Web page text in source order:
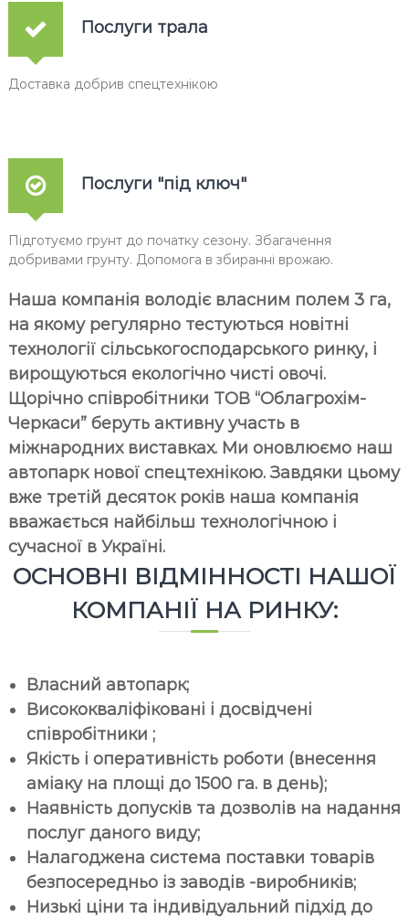
Послуги трала
Доставка добрив спецтехнікою
Послуги "під ключ"
Підготуємо грунт до початку сезону. Збагачення
добривами грунту. Допомога в збиранні врожаю.
Наша компанія володіє власним полем 3 га,
на якому регулярно тестуються новітні
технології сільськогосподарського ринку, і
вирощуються екологічно чисті овочі.
Щорічно співробітники ТОВ “Облагрохім-
Черкаси” беруть активну участь в
міжнародних виставках. Ми оновлюємо наш
автопарк нової спецтехнікою. Завдяки цьому
вже третій десяток років наша компанія
вважається найбільш технологічною і
сучасної в Україні.
ОСНОВНІ ВІДМІННОСТІ НАШОЇ
КОМПАНІЇ НА РИНКУ:
Власний автопарк;
Висококваліфіковані і досвідчені
співробітники ;
Якість і оперативність роботи (внесення
аміаку на площі до 1500 га. в день);
Наявність допусків та дозволів на надання
послуг даного виду;
Налагоджена система поставки товарів
безпосередньо із заводів -виробників;
Низькі ціни та індивідуальний підхід до